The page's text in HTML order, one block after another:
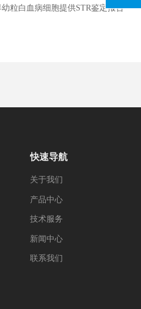
粒白血病细胞提供STR鉴定报告
快速导航
关于我们
产品中心
技术服务
新闻中心
联系我们